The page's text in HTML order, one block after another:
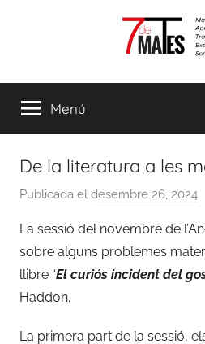
7demates
aprendre,
transmetre,
sorprendre
Menú
De la literatura a les
Publicada el desembre 26, 2024
r
o
La sessió del novembre de
sobre alguns problemes
llibre “El curiós incident del
Haddon.
La primera part de la sessió,